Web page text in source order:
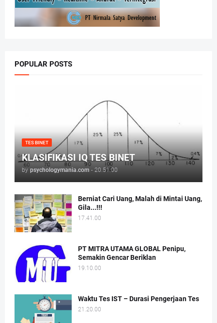
POPULAR POSTS
TES BINET
KLASIFIKASI IQ TES BINET
by psychologymania.com - 20.51.00
Berniat Cari Uang, Malah di Mintai Uang,
Gila...!!!
17.41.00
PT MITRA UTAMA GLOBAL Penipu,
Semakin Gencar Beriklan
19.10.00
Waktu Tes IST – Durasi Pengerjaan Tes
21.20.00